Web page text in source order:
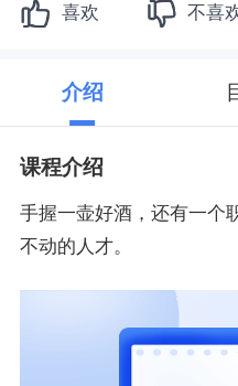
喜欢 不喜
介绍
课程介绍
手握一壶好酒，还有一个
不动的人才。